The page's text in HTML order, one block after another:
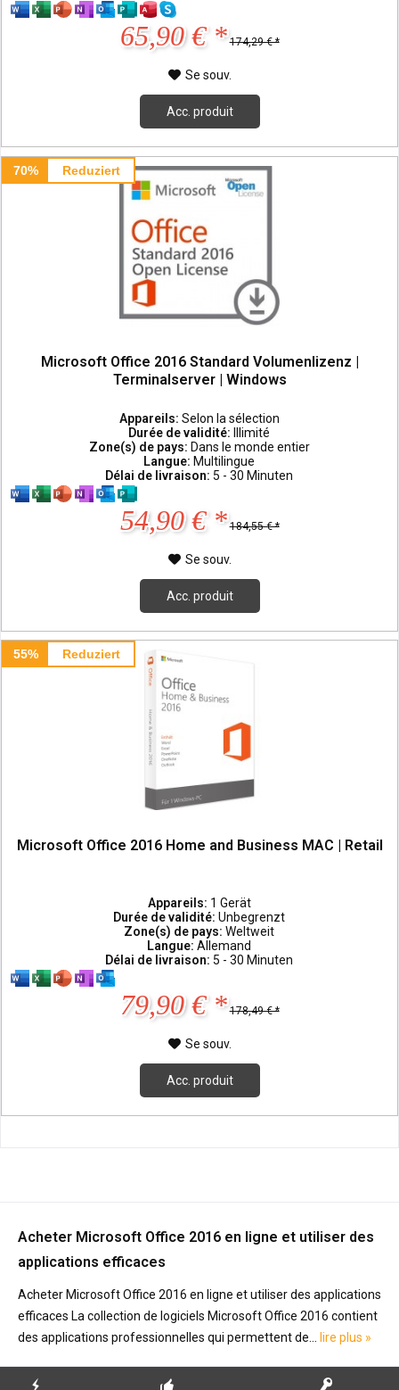
65,90 € * 174,29 € *
Se souv.
Acc. produit
70% Reduziert
Microsoft Office 2016 Standard Volumenlizenz |
Terminalserver | Windows
Appareils: Selon la sélection
Durée de validité:
Illimité
Zone(s) de pays: Dans le monde entier
Langue: Multilingue
Délai de livraison: 5 - 30 Minuten
54,90 € * 184,55 € *
Se souv.
Acc. produit
55% Reduziert
Microsoft Office 2016 Home and Business MAC | Retail
Appareils: 1 Gerät
Durée de validité:Unbegrenzt
Zone(s) de pays:Weltweit
Langue:Allemand
Délai de livraison: 5 - 30 Minuten
79,90 € * 178,49 € *
Se souv.
Acc. produit
Acheter Microsoft Office 2016 en ligne et utiliser des
applications efficaces
Acheter Microsoft Office 2016 en ligne et utiliser des applications
efficaces La collection de logiciels Microsoft Office 2016 contient
des applications professionnelles qui permettent de... lire plus »